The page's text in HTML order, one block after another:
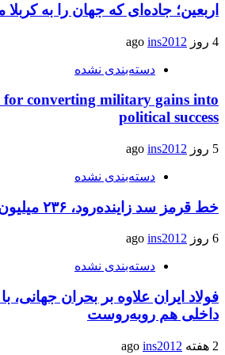
اربعین؛ جاده‌ای که جهان را به
4 روز ago ins2012
دسته‌بندی نشده
for converting military gains into
political success
5 روز ago ins2012
دسته‌بندی نشده
خط قرمز سد زاینده‌رود، ۲۳۶ میلیون مترمکعب است
6 روز ago ins2012
دسته‌بندی نشده
فولاد ایران علاوه بر بحران
داخلی هم روبه‌روست
2 هفته ago ins2012